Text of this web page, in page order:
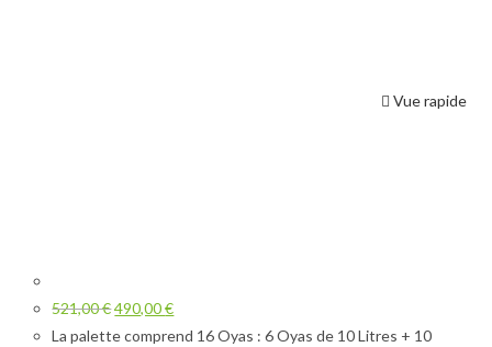
Vue rapide
521,00€490,00€
La palette comprend 16 Oyas : 6 Oyas de 10 Litres + 10